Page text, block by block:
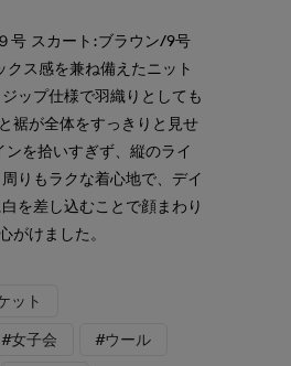
号 スカート:ブラウン/9号
ス感を兼ね備えたニット
ップ仕様で羽織りとしても
裾が全体をすっきりと見せ
を拾いすぎず、縦のライ
りもラクな着心地で、デイ
を差し込むことで顔まわり
がけました。
ット
#女子会 #ウール